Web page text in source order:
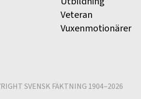
Veteran
Vuxenmotionärer
SVENSK FÄKTNING 1904–2026